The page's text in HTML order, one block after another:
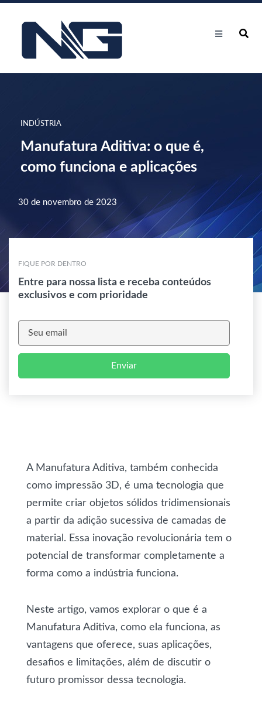
INDÚSTRIA
Manufatura Aditiva: o que é,
como funciona e aplicações
30 de novembro de 2023
FIQUE POR DENTRO
Entre para nossa lista e receba conteúdos
exclusivos e com prioridade
Enviar
A Manufatura Aditiva, também conhecida
como impressão 3D, é uma tecnologia que
permite criar objetos sólidos tridimensionais
a partir da adição sucessiva de camadas de
material. Essa inovação revolucionária tem o
potencial de transformar completamente a
forma como a indústria funciona.
Neste artigo, vamos explorar o que é a
Manufatura Aditiva, como ela funciona, as
vantagens que oferece, suas aplicações,
desafios e limitações, além de discutir o
futuro promissor dessa tecnologia.